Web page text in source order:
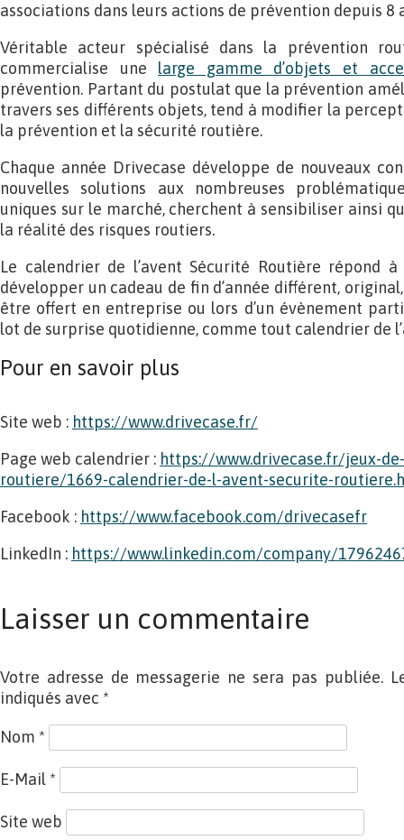
associations dans leurs actions de prévention depuis 8
Véritable acteur spécialisé dans la prévention
commercialise une large gamme d’objets et
prévention. Partant du postulat que la prévention
travers ses différents objets, tend à modifier la
la prévention et la sécurité routière.
Chaque année Drivecase développe de nouveaux
nouvelles solutions aux nombreuses
uniques sur le marché, cherchent à sensibiliser ainsi
la réalité des risques routiers.
Le calendrier de l’avent Sécurité Routière répond
développer un cadeau de fin d’année différent,
être offert en entreprise ou lors d’un évènement
lot de surprise quotidienne, comme tout calendrier de
Pour en savoir plus
Site web : https://www.drivecase.fr/
Page web calendrier : https://www.drivecase.fr/jeux-
routiere/1669-calendrier-de-l-avent-securite-
Facebook : https://www.facebook.com/drivecasefr
LinkedIn : https://www.linkedin.com/company/
Laisser un commentaire
Votre adresse de messagerie ne sera pas publiée.
indiqués avec *
Nom *
E-Mail *
Site web